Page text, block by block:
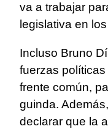
va a trabajar
legislativa en
Incluso Bruno
fuerzas
frente común,
guinda.
declarar que la